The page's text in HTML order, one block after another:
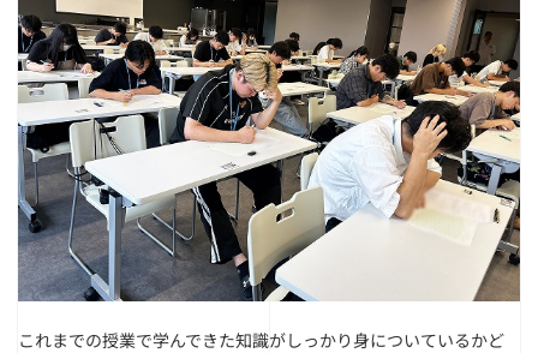
これまでの授業で学んできた知識がしっかり身についているかど